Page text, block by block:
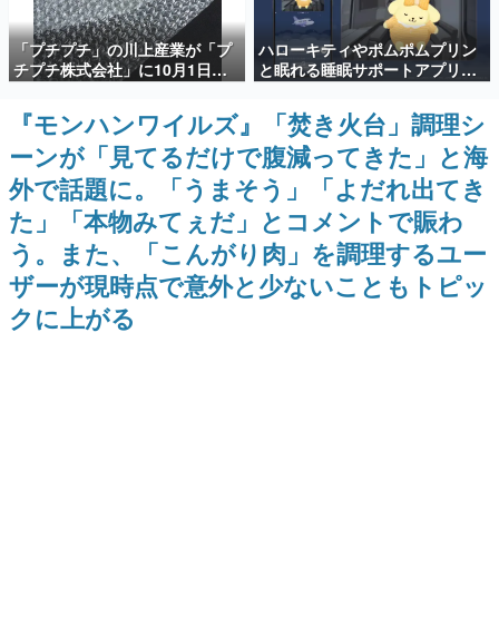
新世代に訊く
これからのデジタルゲーム市場を担う若きクリエイター達
の姿を追い、彼らのルーツと情熱を探っていきます。
ゲーム世代の作家たち
ゲームに多大な影響を受けた作家さんに取材し、ゲームが
日本のコンテンツ産業やカルチャーに与えた影響を探る企
画です。
日本モバイルゲーム産業史
日本のモバイルゲーム史における主要なトピック・タイト
ルを網羅するほか、開発者へのインタビューや識者による
解説を掲載。約20年の歴史が一望できる決定版！
『うつヌケ』『ペンと箸』等で知られるマンガ家・田中圭
「プチプチ」の川上産業が「プ
チプチ株式会社」に10月1日よ
り社名変更へ。創業58年で初め
ての変更で、“プチッ”と鳴るお
なじみの緩衝材が会社の名前に
ハローキティやポムポムプリン
と眠れる睡眠サポートアプリ
『ゆめたび』が配信中。キャラ
ごとのASMRや目覚ましアラー
ムも搭載
『モンハンワイルズ』「焚き火台」調理シ
ーンが「見てるだけで腹減ってきた」と海
外で話題に。「うまそう」「よだれ出てき
た」「本物みてぇだ」とコメントで賑わ
う。また、「こんがり肉」を調理するユー
ザーが現時点で意外と少ないこともトピッ
クに上がる